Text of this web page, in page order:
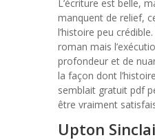
L’écriture est belle,
manquent de relief,
l’histoire peu
roman mais
profondeur et de
la façon dont
semblait gratuit pdf
être vraiment
Upton